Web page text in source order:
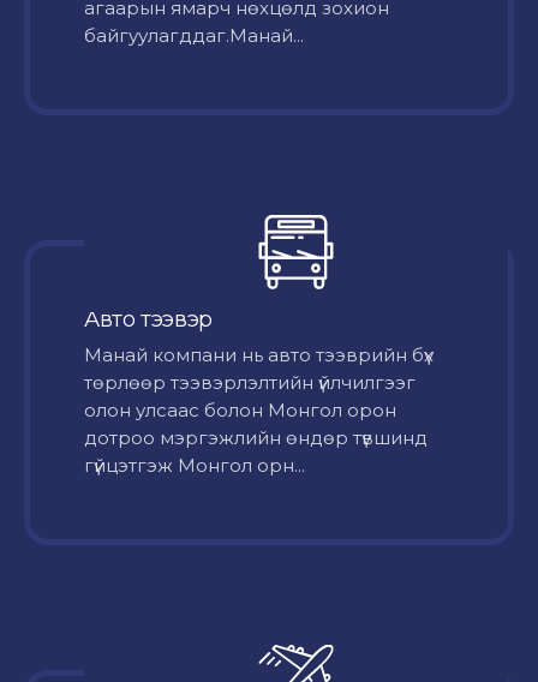
агаарын ямарч нөхцөлд зохион
байгуулагддаг.Манай...
Авто тээвэр
Mанай компани нь авто тээврийн бүх
төрлөөр тээвэрлэлтийн үйлчилгээг
олон улсаас болон Монгол орон
дотроо мэргэжлийн өндөр түвшинд
гүйцэтгэж Монгол орн...